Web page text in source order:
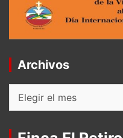
Archivos